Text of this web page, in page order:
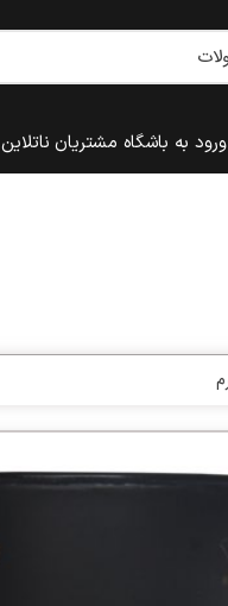
ورود به باشگاه مشتریان ناتلاین